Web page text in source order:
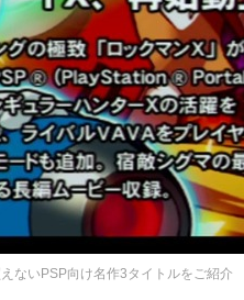
ないPSP向け名作3タイトルをご紹介